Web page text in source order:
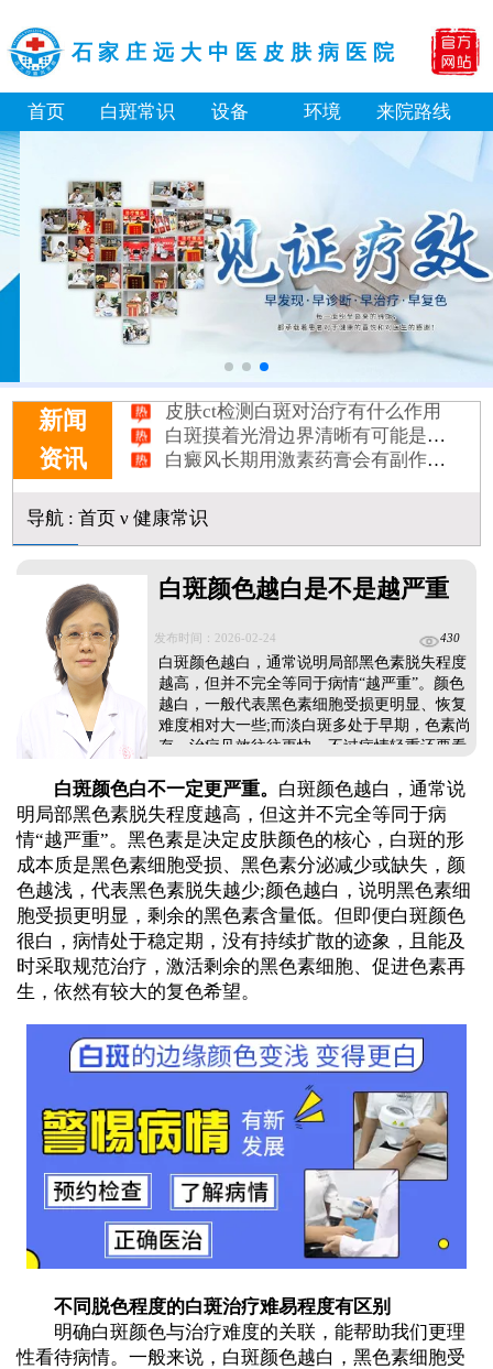
石家庄远大中医皮肤病医院
首页 白斑常识 设备 环境 来院路线
新闻
资讯
补骨脂泡酒真能治白癜风吗 有没有副作用
伍德灯下白斑比肉眼看到的更大正常吗
儿童下巴长小白点是什么原因
芦可替尼和他克莫司哪个治白癜风好
皮肤ct检测白斑对治疗有什么作用
白斑摸着光滑边界清晰有可能是哪种皮肤病
白癜风长期用激素药膏会有副作用吗
伍德灯结果显示亮白色荧光代表什么意思
白癜风用芦可替尼乳膏多久能恢复正常色
导航: 首页ν 健康常识
白斑颜色越白是不是越严重
发布时间：2026-02-24 430
白斑颜色越白，通常说明局部黑色素脱失程度
越高，但并不完全等同于病情“越严重”。颜色
越白，一般代表黑色素细胞受损更明显、恢复
难度相对大一些;而淡白斑多处于早期，色素尚
存，治疗见效往往更快。不过病情轻重还要看
及是否处于进展期等综合情况，不能只凭颜色
判断。就算是颜色很白的白斑，若处于稳定
期、及时规范治疗，也有复色希望。...
白斑颜色白不一定更严重。 白斑颜色越白，通常说
明局部黑色素脱失程度越高，但这并不完全等同于病
情“越严重”。黑色素是决定皮肤颜色的核心，白斑的形
成本质是黑色素细胞受损、黑色素分泌减少或缺失，颜
色越浅，代表黑色素脱失越少;颜色越白，说明黑色素细
胞受损更明显，剩余的黑色素含量低。但即便白斑颜色
很白，病情处于稳定期，没有持续扩散的迹象，且能及
时采取规范治疗，激活剩余的黑色素细胞、促进色素再
生，依然有较大的复色希望。
不同脱色程度的白斑治疗难易程度有区别
明确白斑颜色与治疗难度的关联，能帮助我们更理
性看待病情。一般来说，白斑颜色越白，黑色素细胞受